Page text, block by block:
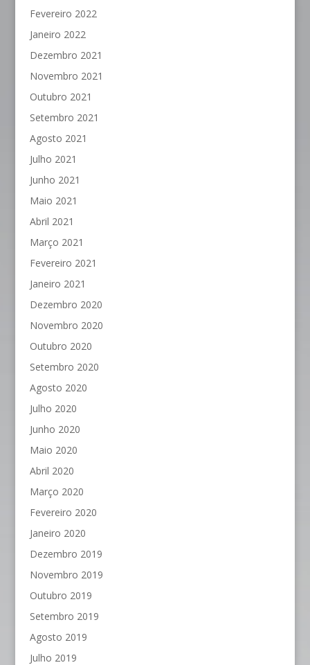
Fevereiro 2022
Janeiro 2022
Dezembro 2021
Novembro 2021
Outubro 2021
Setembro 2021
Agosto 2021
Julho 2021
Junho 2021
Maio 2021
Abril 2021
Março 2021
Fevereiro 2021
Janeiro 2021
Dezembro 2020
Novembro 2020
Outubro 2020
Setembro 2020
Agosto 2020
Julho 2020
Junho 2020
Maio 2020
Abril 2020
Março 2020
Fevereiro 2020
Janeiro 2020
Dezembro 2019
Novembro 2019
Outubro 2019
Setembro 2019
Agosto 2019
Julho 2019